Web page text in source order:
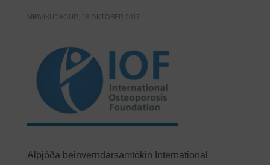
MIÐVIKUDAGUR, 18 OKTÓBER 2017
Alþjóða beinverndarsamtökin International